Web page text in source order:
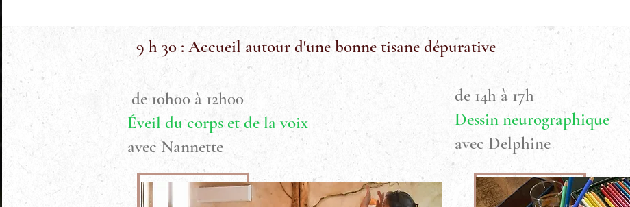
9 h 30 : Accueil autour d'une bonne tisane dépurative
de 10h00 à 12h00
Éveil du corps et de la voix
avec Nannette
de 14h à 17h
Dessin neurographique
avec Delphine